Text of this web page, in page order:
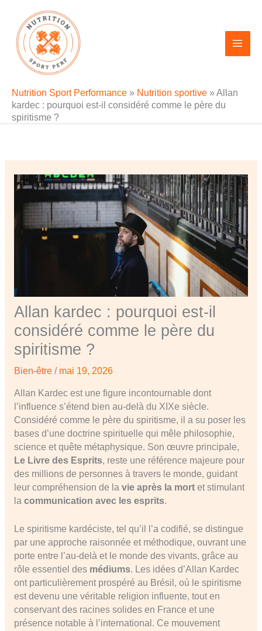
contenu
Nutrition Sport Performance » Nutrition sportive »Allan
kardec : pourquoi est-il considéré comme le père du
spiritisme ?
Allan kardec : pourquoi est-il
considéré comme le père du
spiritisme ?
Bien-être/ mai 19, 2026
Allan Kardec est une figure incontournable dont
l’influence s’étend bien au-delà du XIXe siècle.
Considéré comme le père du spiritisme, il a su poser les
bases d’une doctrine spirituelle qui mêle philosophie,
science et quête métaphysique. Son œuvre principale,
Le Livre des Esprits, reste une référence majeure pour
des millions de personnes à travers le monde, guidant
leur compréhension de la vie après la mortet stimulant
la communication avec les esprits.
Le spiritisme kardéciste, tel qu’il l’a codifié, se distingue
par une approche raisonnée et méthodique, ouvrant une
porte entre l’au-delà et le monde des vivants, grâce au
rôle essentiel des médiums. Les idées d’Allan Kardec
ont particulièrement prospéré au Brésil, où le spiritisme
est devenu une véritable religion influente, tout en
conservant des racines solides en France et une
présence notable à l’international. Ce mouvement